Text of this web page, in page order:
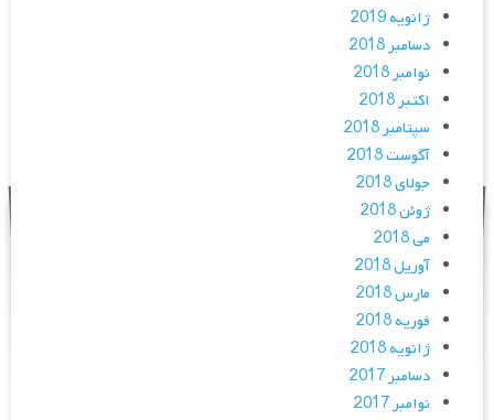
ژانویه 2019
دسامبر 2018
نوامبر 2018
اکتبر 2018
سپتامبر 2018
آگوست 2018
جولای 2018
ژوئن 2018
می 2018
آوریل 2018
مارس 2018
فوریه 2018
ژانویه 2018
دسامبر 2017
نوامبر 2017